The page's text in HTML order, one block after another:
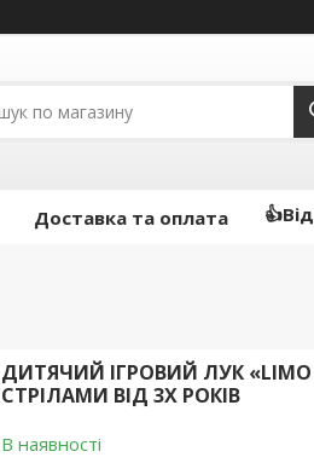
Доставка та оплата
ДИТЯЧИЙ ІГРОВИЙ ЛУК
СТРІЛАМИ ВІД 3Х РОКІВ
В наявності